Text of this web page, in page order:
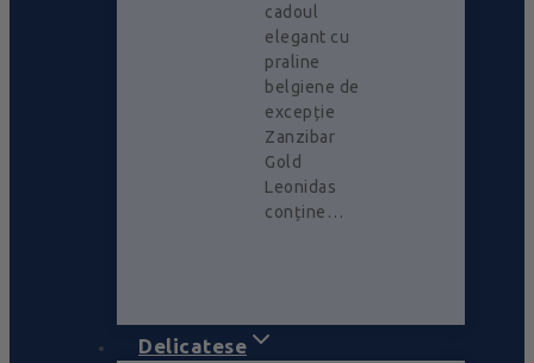
cadoul
elegant cu
praline
belgiene de
excepție
Zanzibar
Gold
Leonidas
conține…
Delicatese